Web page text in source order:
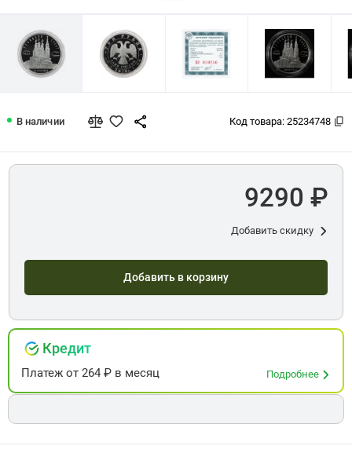
В наличии Код товара: 25234748
9290 ₽
Добавить скидку
Добавить в корзину
Кредит
Платежот264 ₽ в месяц Подробнее